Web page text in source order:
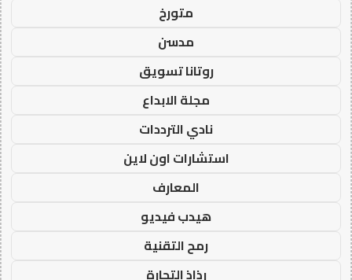
متورخ
مدسن
روتانا تسويق
مجلة الابداع
نادي الترددات
استشارات اون لاين
المعارف
هيدب فيديو
رمح التقنية
رذاذ التجارة